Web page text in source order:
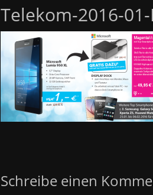
Telekom-2016-
Schreibe einen